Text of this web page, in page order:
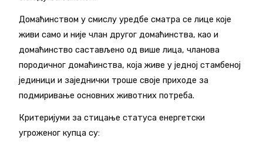
Домаћинством у смислу уредбе сматра се лице које
живи само и није члан другог домаћинства, као и
домаћинство састављено од више лица, чланова
породичног домаћинства, која живе у једној стамбеној
јединици и заједнички троше своје приходе за
подмиривање основних животних потреба.
Критеријуми за стицање статуса енергетски
угроженог купца су: